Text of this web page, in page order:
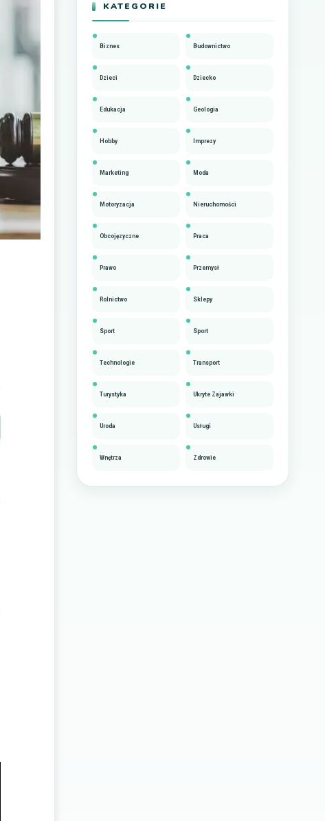
KATEGORIE
Biznes Budownictwo
Dzieci Dziecko
Edukacja Geologia
Hobby Imprezy
Marketing Moda
Motoryzacja Nieruchomości
Obcojęzyczne Praca
Prawo Przemysł
Rolnictwo Sklepy
Sport Sport
Technologie Transport
Turystyka Ukryte Zajawki
Uroda Usługi
Wnętrza Zdrowie